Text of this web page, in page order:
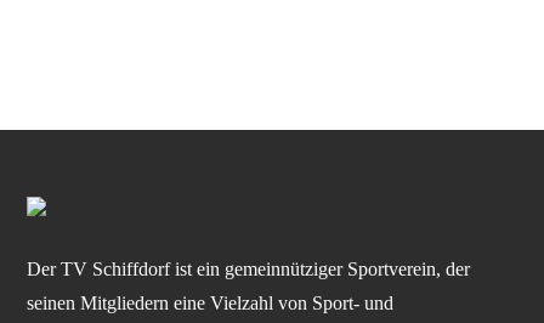
Der TV Schiffdorf ist ein gemeinnütziger Sportverein, der
seinen Mitgliedern eine Vielzahl von Sport- und